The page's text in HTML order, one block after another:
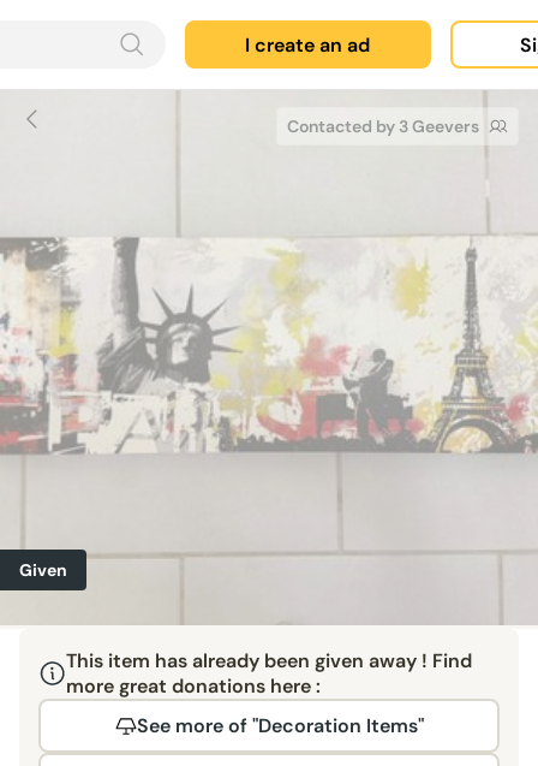
I create an ad
Contacted by 3 Geevers
Given
This item has already been given away ! Find
more great donations here :
See more of "Decoration Items"